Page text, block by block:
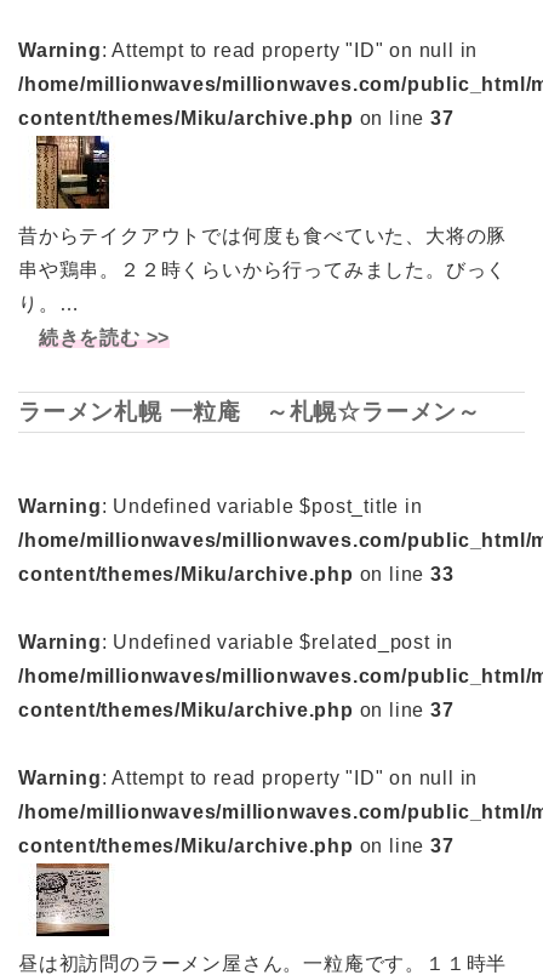
Warning: Attempt to read property "ID" on null in
/home/millionwaves/millionwaves.com/public_html/
content/themes/Miku/archive.php on line37
昔からテイクアウトでは何度も食べていた、大将の豚
串や鶏串。２２時くらいから行ってみました。びっく
り。…
続きを読む >>
ラーメン札幌 一粒庵 ～札幌☆ラーメン～
Warning: Undefined variable $post_title in
/home/millionwaves/millionwaves.com/public_html/
content/themes/Miku/archive.php on line33
Warning: Undefined variable $related_post in
/home/millionwaves/millionwaves.com/public_html/
content/themes/Miku/archive.php on line37
Warning: Attempt to read property "ID" on null in
/home/millionwaves/millionwaves.com/public_html/
content/themes/Miku/archive.php on line37
昼は初訪問のラーメン屋さん。一粒庵です。１１時半